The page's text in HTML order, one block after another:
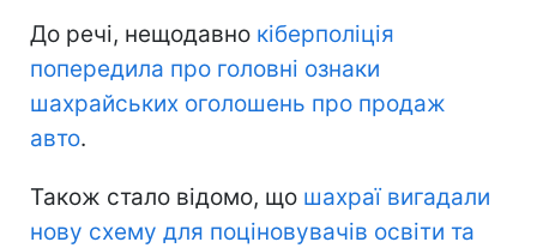
До речі, нещодавно кіберполіція
попередила про головні ознаки
шахрайських оголошень про продаж
авто.
Також стало відомо, що шахраї вигадали
нову схему для поціновувачів освіти та